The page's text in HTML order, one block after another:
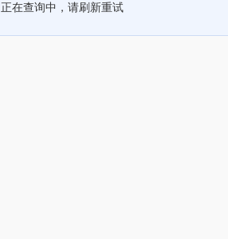
正在查询中，请刷新重试